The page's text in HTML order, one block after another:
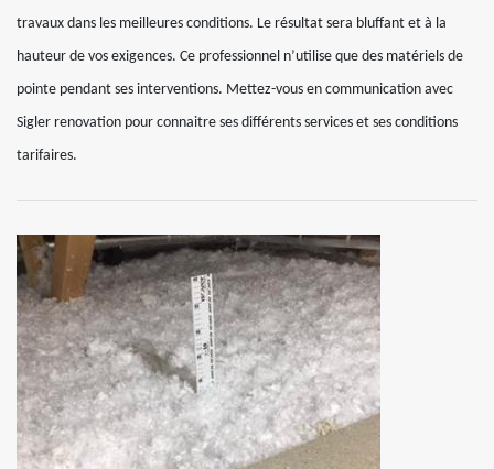
travaux dans les meilleures conditions. Le résultat sera bluffant et à la
hauteur de vos exigences. Ce professionnel n’utilise que des matériels de
pointe pendant ses interventions. Mettez-vous en communication avec
Sigler renovation pour connaitre ses différents services et ses conditions
tarifaires.